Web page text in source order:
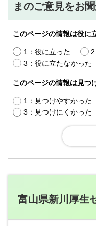
まのご意見をお
このページの情報は役に
1：役に立った
3：役に立たなかった
このページの情報は見つ
1：見つけやすかった
3：見つけにくかった
富山県新川厚生